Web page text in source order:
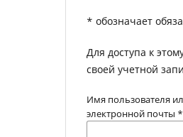
* обозначает
Для доступа к
своей учетной
Имя пользователя
электронной почты *